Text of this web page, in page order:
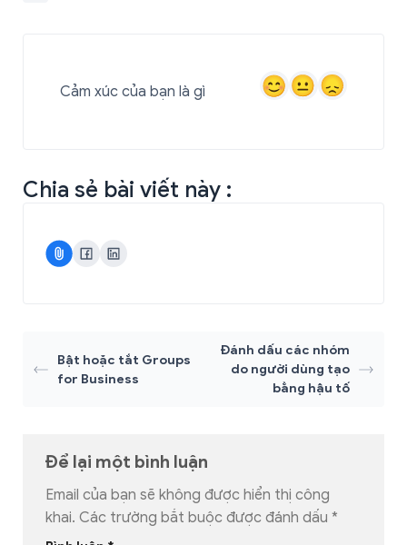
Cảm xúc của bạn là gì
Chia sẻ bài viết này :
Bật hoặc tắt Groups
for Business
Đánh dấu các nhóm
do người dùng tạo
bằng hậu tố
Để lại một bình luận
Email của bạn sẽ không được hiển thị công
khai. Các trường bắt buộc được đánh dấu *